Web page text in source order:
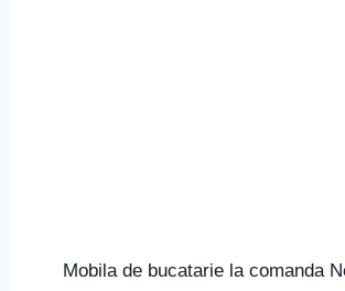
Mobila de bucatarie la comanda